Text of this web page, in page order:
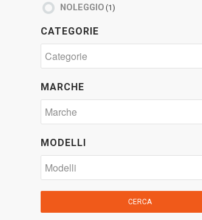
NOLEGGIO (1)
CATEGORIE
MARCHE
MODELLI
CERCA